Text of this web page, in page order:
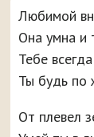
Любимой
Она умна и
Тебе
Ты будь по
От плевел